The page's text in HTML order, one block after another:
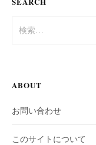
索:
ABOUT
お問い合わせ
このサイトについて